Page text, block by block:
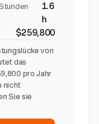
1.6
h
$259,800
von
das
pro Jahr.
nicht
Sie sie